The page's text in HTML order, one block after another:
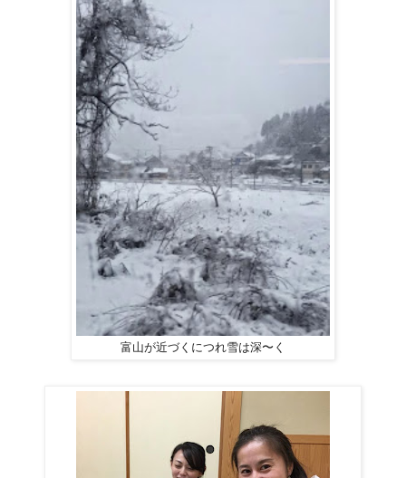
富山が近づくにつれ雪は深〜く